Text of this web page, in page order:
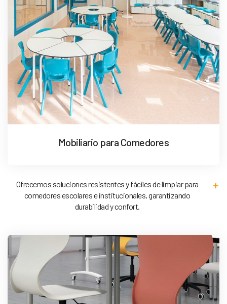
Mobiliario para Comedores
Ofrecemos soluciones resistentes y fáciles de limpiar para
comedores escolares e institucionales, garantizando
durabilidad y confort.